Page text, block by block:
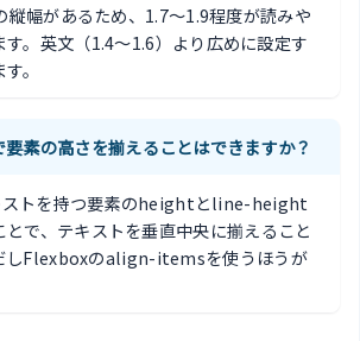
縦幅があるため、1.7〜1.9程度が読みや
。英文（1.4〜1.6）より広めに設定す
。
素の高さを揃えることはできますか？
ストを持つ要素のheightとline-height
とで、テキストを垂直中央に揃えること
しFlexboxのalign-itemsを使うほうが